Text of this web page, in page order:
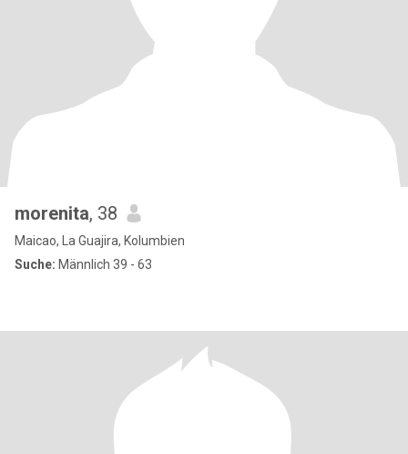
morenita, 38
Maicao, La Guajira, Kolumbien
Suche: Männlich 39 - 63